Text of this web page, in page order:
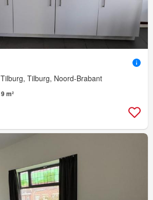
Tilburg, Noord-Brabant
m²